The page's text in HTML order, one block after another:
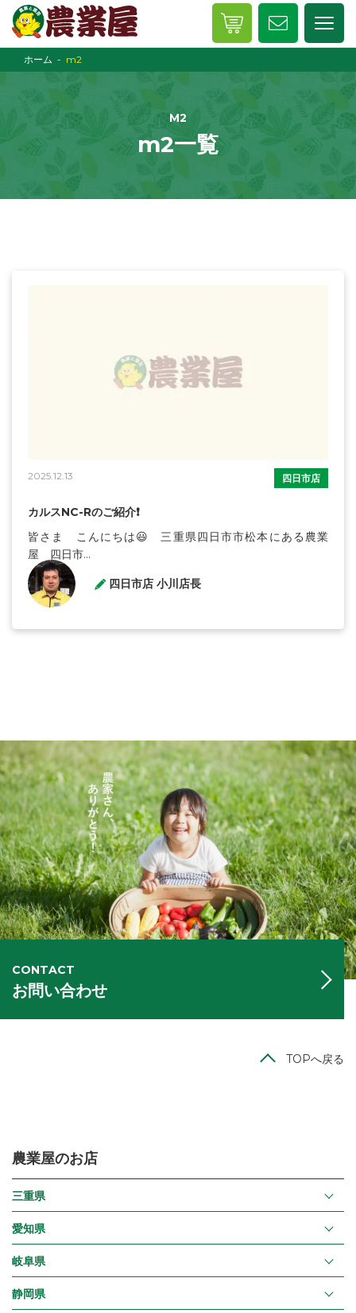
ホーム m2
M2
m2一覧
2025.12.13 四日市店
カルスNC-Rのご紹介❗️
皆さま こんにちは😃 三重県四日市市松本にある農業
屋 四日市...
四日市店 小川店長
CONTACT
お問い合わせ
TOPへ戻る
農業屋のお店
三重県
愛知県
岐阜県
静岡県